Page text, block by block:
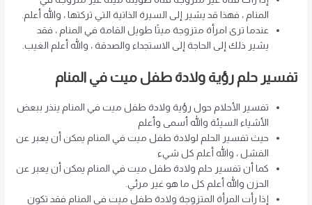
المنام ، فهذا قد يشير إلى السيرة الذاتية التي تركتها ، والله أعلم.
عندما ترى امرأة متزوجة ميتًا طويل القامة في المنام ، فقد
يشير ذلك إلى الحاجة إلى الاستجداء والصدقة ، والله أعلم الغيب.
تفسير حلم رؤية ولادة طفل ميت في المنام
تفسير الأحلام حول رؤية ولادة طفل ميت في المنام ينذر ببعض
الأشياء السيئة والله أسمى وأعلم
حيث تفسير الحلم لولادة طفل ميت في المنام يمكن أن يعبر عن
الفشل ، والله أعلم كل شيء
كما أن تفسير حلم ولادة طفل ميت في المنام يمكن أن يعبر عن
الحزن والله أعلم كل ما هو غير مرئي.
إذا رأت المرأة المتزوجة ولادة طفل ميت في المنام فقد تكون